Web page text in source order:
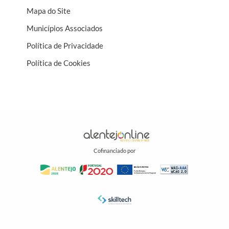
Mapa do Site
Municípios Associados
Política de Privacidade
Política de Cookies
Cofinanciado por